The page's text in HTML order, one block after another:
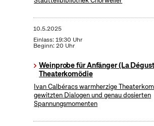
10.5.2025
Einlass: 19:30 Uhr
Beginn: 20 Uhr
Weinprobe für Anfänger (La
Theaterkomödie
Ivan Calbéracs warmherzige
gewitzten Dialogen und genau dosierten
Spannungsmomenten